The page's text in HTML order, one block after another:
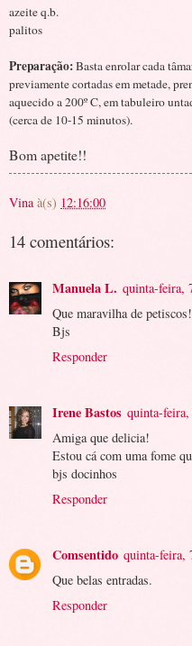
azeite q.b.
palitos
Preparação:Basta enrolar cada
previamente cortadas em metade,
aquecido a 200º C, em tabuleiro
(cerca de 10-15 minutos).
Bom apetite!!
Vina à(s) 12:16:00
14 comentários:
Manuela L. quinta-feira,
Que maravilha de
Bjs
Responder
Irene Bastos quinta-
Amiga que delicia!
Estou cá com uma fome
bjs docinhos
Responder
Comsentido quinta-feira,
Que belas entradas.
Responder